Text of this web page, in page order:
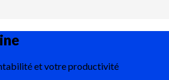
et votre productivité